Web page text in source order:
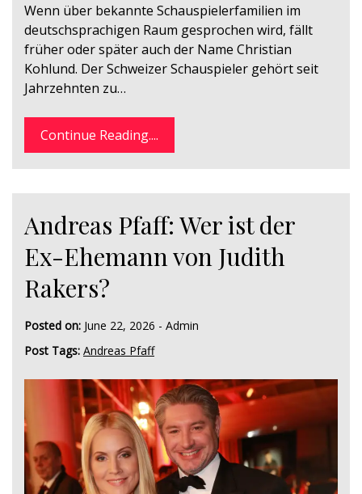
Wenn über bekannte Schauspielerfamilien im
deutschsprachigen Raum gesprochen wird, fällt
früher oder später auch der Name Christian
Kohlund. Der Schweizer Schauspieler gehört seit
Jahrzehnten zu…
Continue Reading....
Andreas Pfaff: Wer ist der
Ex-Ehemann von Judith
Rakers?
Posted on: June 22, 2026 - Admin
Post Tags: Andreas Pfaff